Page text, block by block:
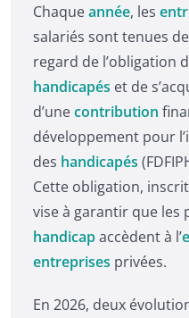
Chaqueannée, les
salariés sont tenues
regard de l’obligation
handicapés et de
d’unecontribution
développement pour
des handicapés
Cette obligation,
vise à garantir que les
handicapaccèdent à l’
entreprises privées.
En 2026, deux